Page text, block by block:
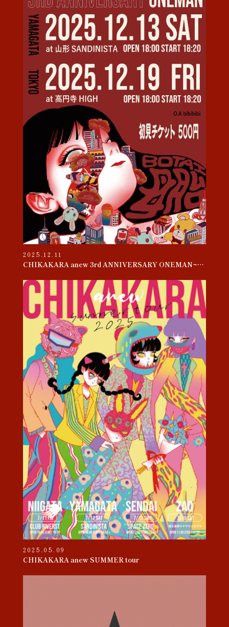
2025.12.11
CHIKAKARA anew 3rd ANNIVERSARY ONEMAN~母胎~
2025.05.09
CHIKAKARA anew SUMMER tour